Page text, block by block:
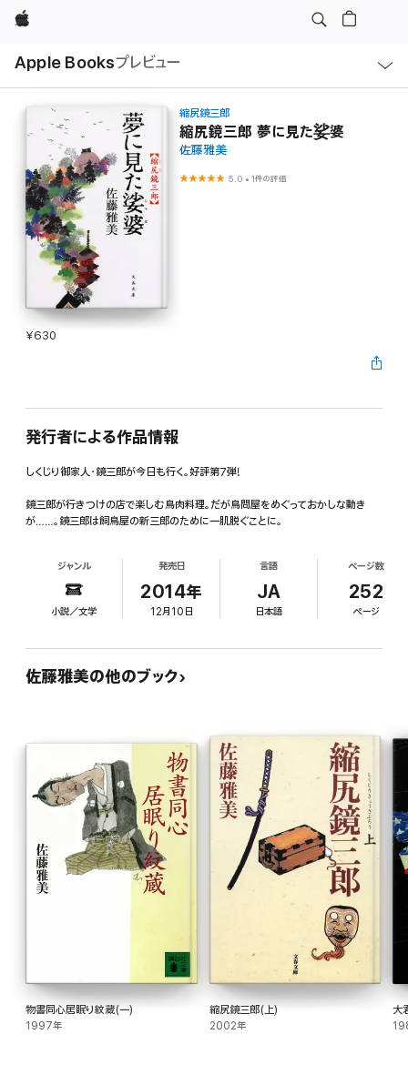
Apple
Apple Booksプレビュー
ル
縮尻鏡三郎
縮尻鏡三郎 夢に見た娑婆
佐藤雅美
5.0 •1件の評価
¥630
発行者による作品情報
しくじり御家人・鏡三郎が今日も行く。好評第7弾!
鏡三郎が行きつけの店で楽しむ鳥肉料理。だが鳥問屋をめぐっておかしな動き
が……。鏡三郎は飼鳥屋の新三郎のために一肌脱ぐことに。
ジャンル
小説／文学
発売日
2014年
12月10日
言語
JA
日本語
ページ数
252
ページ
佐藤雅美の他のブック
物書同心居眠り紋蔵(一)
1997年
縮尻鏡三郎(上)
2002年
大